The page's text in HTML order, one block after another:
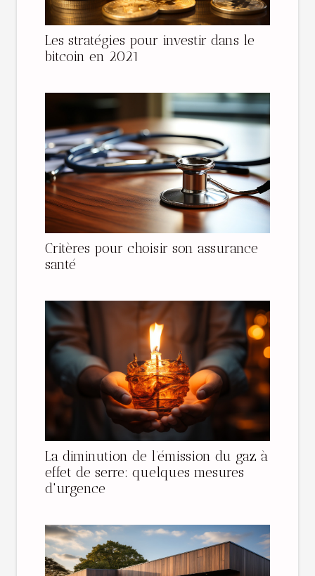
Les stratégies pour investir dans le
bitcoin en 2021
Critères pour choisir son assurance
santé
La diminution de l’émission du gaz à
effet de serre: quelques mesures
d'urgence